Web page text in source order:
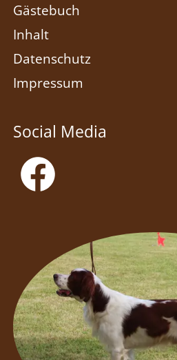
Gästebuch
Inhalt
Datenschutz
Impressum
Social Media